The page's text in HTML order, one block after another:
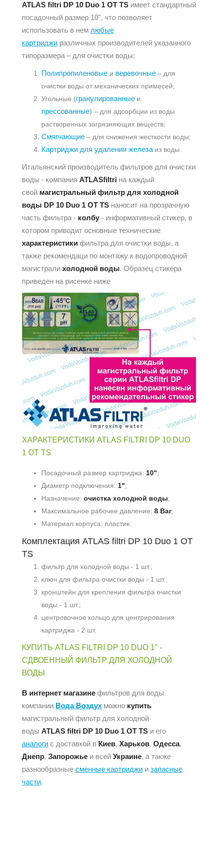
ATLAS filtri DP 10 Duo 1 OT TS имеет стандартный
посадочный размер 10", что позволяет
использовать в нем любые
картриджи различных производителей указанного
типоразмера – для очистки воды:
Полипропиленовые и веревочные – для
очистки воды от механических примесей;
Угольные (гранулированные и
прессованные) – для адсорбции из воды
растворенных загрязняющих веществ;
Смягчающие – для снижения жесткости воды;
Картриджи для удаления железа из воды.
Итальянский производитель фильтров для очистки
воды - компания ATLASfiltri на каждый
свой магистральный фильтр для холодной
воды DP 10 Duo 1 OT TS наносит на прозрачную
часть фильтра - колбу - информативный стикер, в
котором приводит основные технические
характеристики фильтра для очистки воды, а
также рекомендаци по монтажу к водопроводной
магистрали холодной воды. Образец стикера
приведен на рисенке ниже
ХАРАКТЕРИСТИКИ ATLAS FILTRI DP 10 DUO
1 OT TS
Посадочный размер картриджа: 10";
Диаметр подключения: 1";
Назначение: очистка холодной воды;
Максимальное рабочее давление: 8 Bar;
Материал корпуса: пластик.
Комплектация ATLAS filtri DP 10 Duo 1 OT
TS
фильтр для холодной воды - 1 шт.;
ключ для фильтра очистки воды - 1 шт.;
кронштейн для крепления фильтра очистки
воды - 1 шт.;
центровочное кольцо для центрирования
картриджа - 2 шт.
КУПИТЬ ATLAS FILTRI DP 10 DUO 1" -
СДВОЕННЫЙ ФИЛЬТР ДЛЯ ХОЛОДНОЙ
ВОДЫ
В интернет магазине фильтров для воды
компании Вода Воздух можно купить
магистральный фильтр для холодной
воды ATLAS filtri DP 10 Duo 1 OT TS и его
аналоги с доставкой в Киев, Харьков, Одесса,
Днепр, Запорожье и всей Украине, а также
разнообразные сменные картриджи и запасные
части.